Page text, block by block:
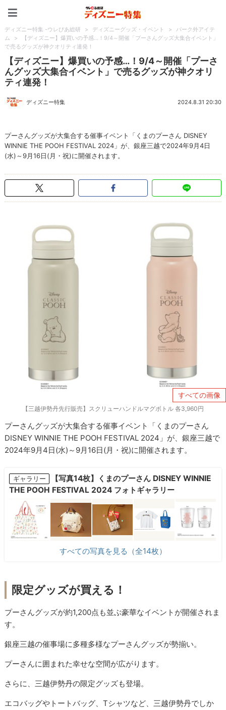
ディズニー特集 -ウレぴあ総研 > ディズニーグッズ・イベント >
パーク外アイテ
ム
>
【ディズニー】爆買いの予感…！9/4～開催「プーさんグッズ大集合イベント」
で売るグッズが神クオリティ連発！
【ディズニー】爆買いの予感…！9/4～開催「プーさ
んグッズ大集合イベント」で売るグッズが神クオリ
ティ連発！
ディズニー特集 2024.8.31 20:30
プーさんグッズが大集合する催事イベント「くまのプーさん DISNEY
WINNIE THE POOH FESTIVAL 2024」が、銀座三越で2024年9月4日
(水)～9月16日(月・祝)に開催されます。
すべての画像
【三越伊勢丹先行販売】スクリューハンドルマグボトル 各3,960円
プーさんグッズが大集合する催事イベント「くまのプーさん
DISNEY WINNIE THE POOH FESTIVAL 2024」が、銀座三越で
2024年9月4日(水)～9月16日(月・祝)に開催されます。
ギャラリー
【写真14枚】くまのプーさん DISNEY WINNIE
THE POOH FESTIVAL 2024 フォトギャラリー
すべての写真を見る（全14枚）
限定グッズが買える！
プーさんグッズが約1,200点も並ぶ豪華なイベントが開催されま
す。
銀座三越の催事場に多種多様なプーさんグッズが勢揃い。
プーさんに囲まれた幸せな空間が広がります。
さらに、三越伊勢丹の限定グッズも登場。
エコバッグやトートバッグ、Tシャツなど、三越伊勢丹でしか